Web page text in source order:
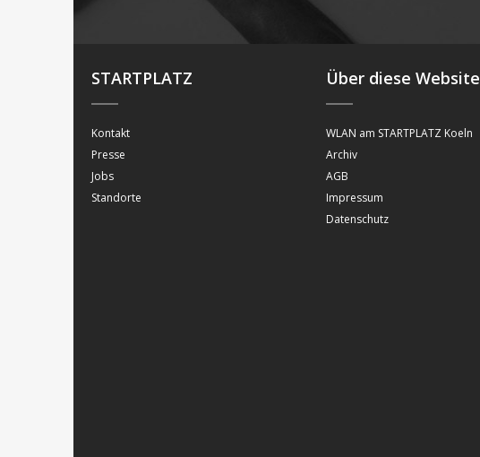
STARTPLATZ
Kontakt
Presse
Jobs
Standorte
Über diese Website
WLAN am STARTPLATZ Koeln
Archiv
AGB
Impressum
Datenschutz